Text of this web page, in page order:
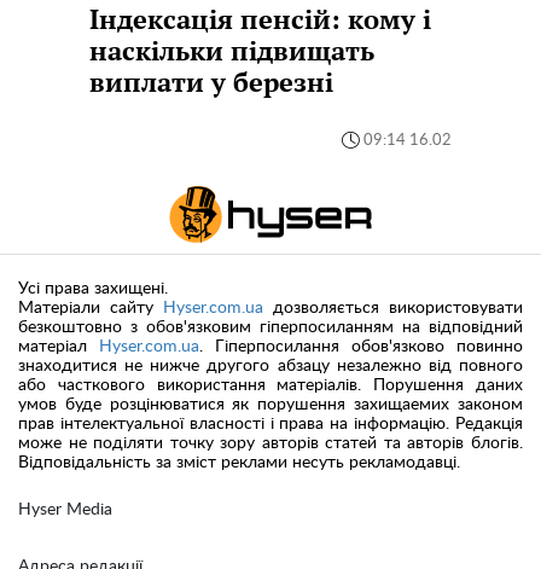
Індексація пенсій: кому і
наскільки підвищать
виплати у березні
09:14 16.02
Hyser Media
Усі права захищені.
Матеріали сайту
Hyser.com.ua дозволяється використовувати
безкоштовно з обов'язковим гіперпосиланням на відповідний
матеріал
Hyser.com.ua. Гіперпосилання обов'язково повинно
знаходитися не нижче другого абзацу незалежно від повного
або часткового використання матеріалів. Порушення даних
умов буде розцінюватися як порушення захищаемих законом
прав інтелектуальної власності і права на інформацію. Редакція
може не поділяти точку зору авторів статей та авторів блогів.
Відповідальність за зміст реклами несуть рекламодавці.